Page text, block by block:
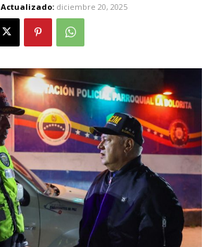
Actualizado: diciembre 20, 2025